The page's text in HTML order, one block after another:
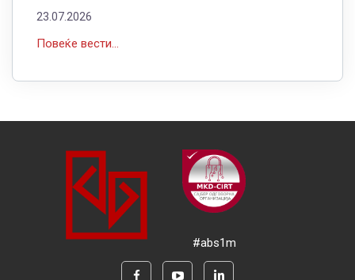
23.07.2026
Повеќе вести...
#abs1m